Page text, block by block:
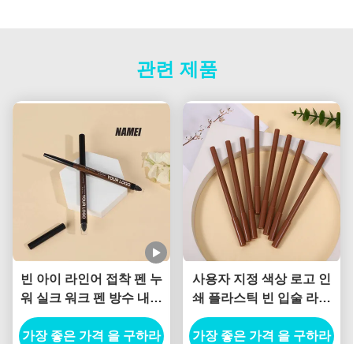
관련 제품
빈 아이 라인어 접착 펜 누
워 실크 워크 펜 방수 내구
성 주문 젤 아이 라인어 연
필 컨테이너
가장 좋은 가격 을 구하라
사용자 지정 색상 로고 인
쇄 플라스틱 빈 입술 라인
러 튜브 패키지 컨테이너
얇은 립 라인러 튜브
가장 좋은 가격 을 구하라